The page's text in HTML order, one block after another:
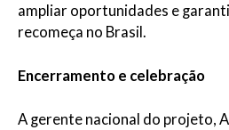
ampliar oportunidades e
recomeça no Brasil.
Encerramento e celebração
A gerente nacional do projeto,